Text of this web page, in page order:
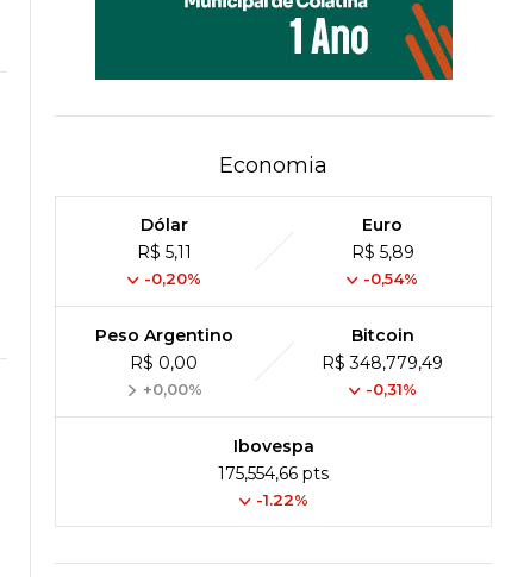
Economia
Dólar
R$ 5,11
-0,20%
Euro
R$ 5,89
-0,54%
Peso Argentino
R$ 0,00
+0,00%
Bitcoin
R$ 348,779,49
-0,31%
Ibovespa
175,554,66 pts
-1.22%